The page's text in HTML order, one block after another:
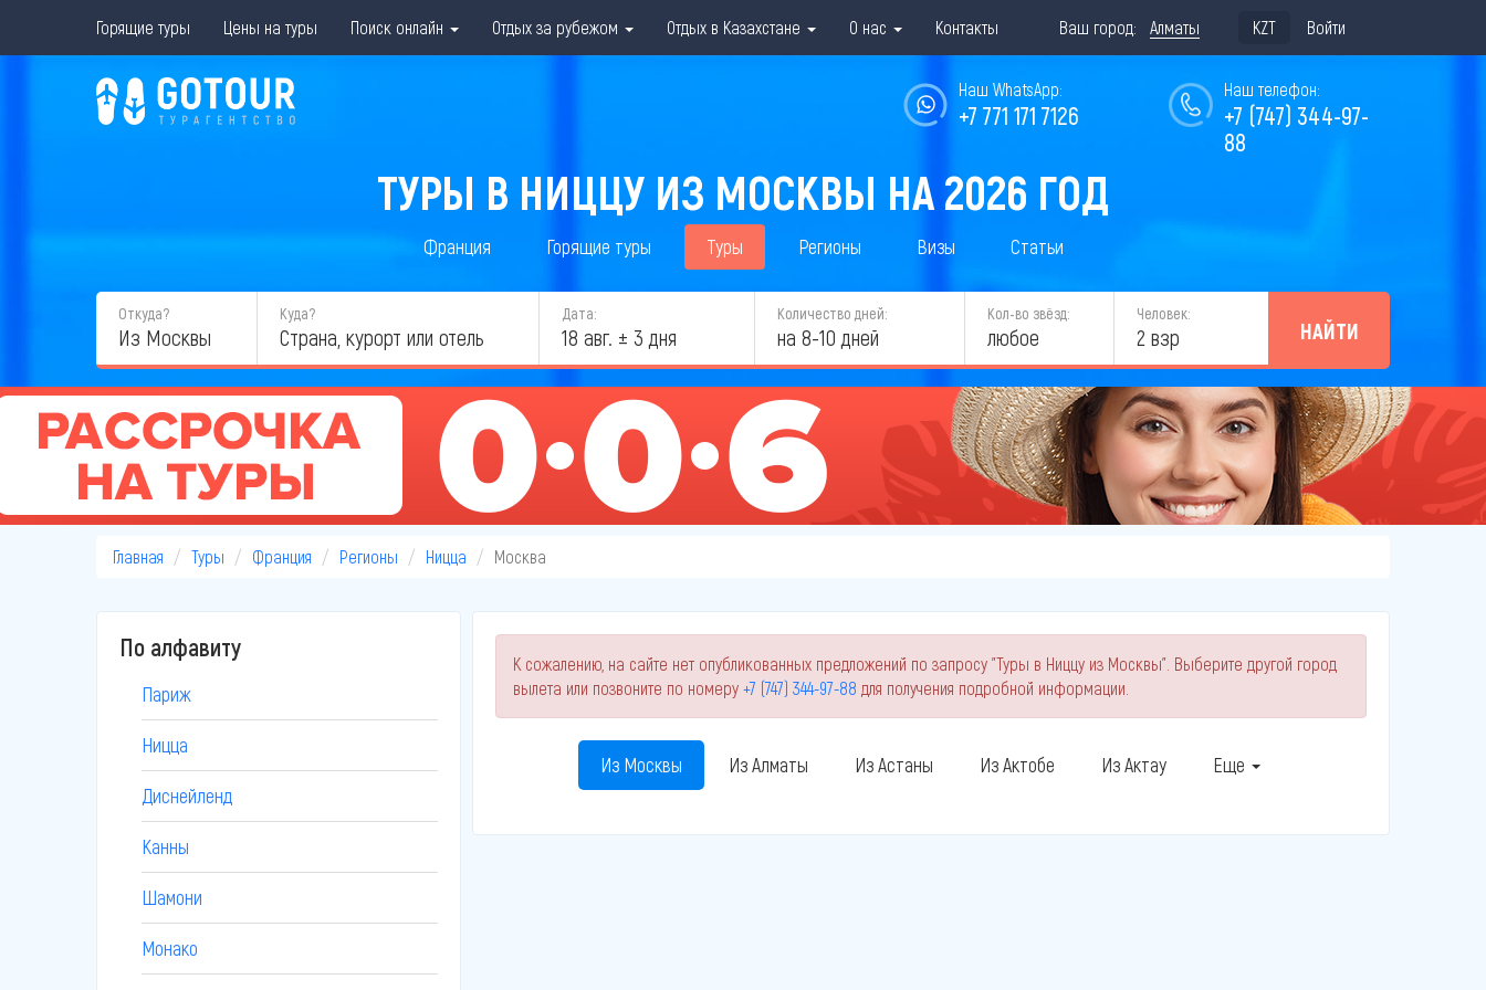
Горящие туры Цены на туры Поиск онлайн Отдых за рубежом Отдых в Казахстане О нас Контакты Ваш город: Алматы KZT Войти
Наш телефон:
+7 (747) 344-97-
88
Наш WhatsApp:
+7 771 171 7126
ТУРЫ В НИЦЦУ ИЗ МОСКВЫ НА 2026 ГОД
Франция Горящие туры Туры Регионы Визы Статьи
Откуда?
Из Москвы
Куда? Дата:
18 авг. ± 3 дня
Количество дней:
на 8-10 дней
Кол-во звёзд:
любое
Человек:
2 взр НАЙТИ
Главная Туры Франция Регионы Ницца Москва
По алфавиту
Париж
Ницца
Диснейленд
Канны
Шамони
Монако
К сожалению, на сайте нет опубликованных предложений по запросу "Туры в Ниццу из Москвы". Выберите другой город
вылета или позвоните по номеру +7 (747) 344-97-88 для получения подробной информации.
Из Москвы Из Алматы Из Астаны Из Актобе Из Актау Еще